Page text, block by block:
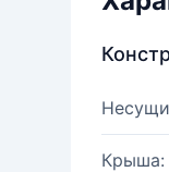
Крыша: